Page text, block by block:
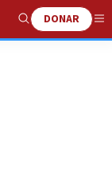
Show
Search
DONAR